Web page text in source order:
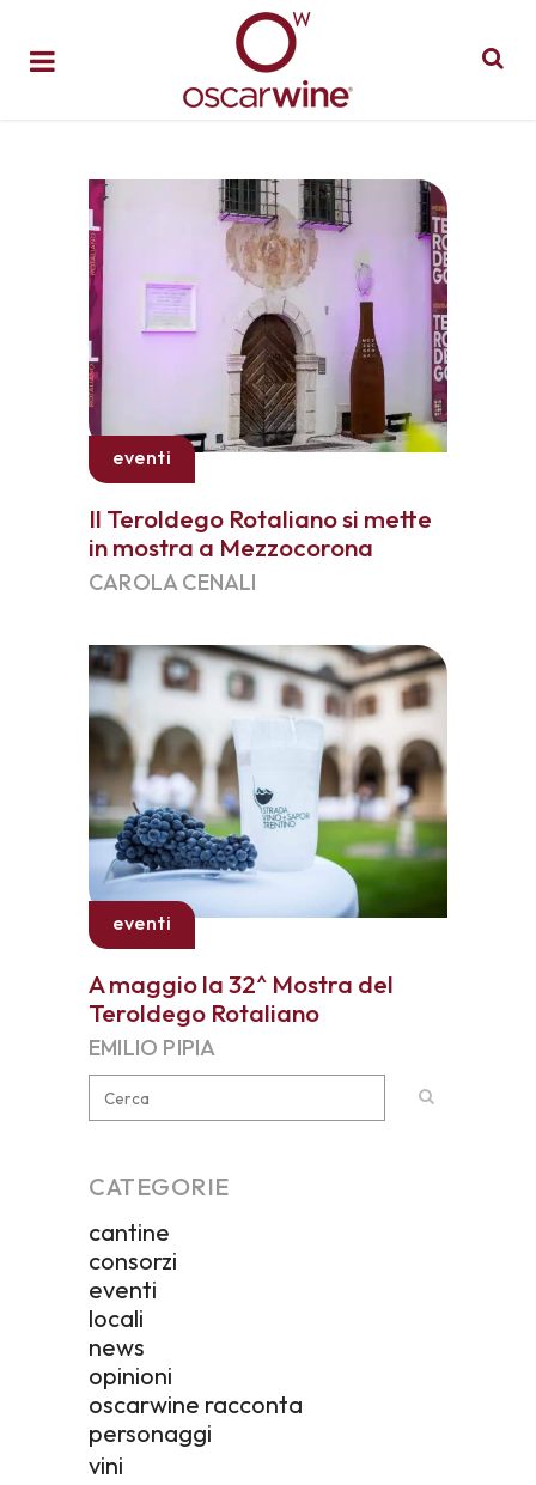
eventi
Il Teroldego Rotaliano si mette
in mostra a Mezzocorona
CAROLA CENALI
eventi
A maggio la 32^ Mostra del
Teroldego Rotaliano
EMILIO PIPIA
CATEGORIE
cantine
consorzi
eventi
locali
news
opinioni
oscarwine racconta
personaggi
vini